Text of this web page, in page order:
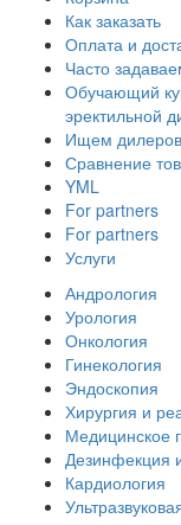
Как заказать
Оплата и
Часто
Обучающий
эректильной
Ищем дилеров
Сравнение
YML
For partners
For partners
Услуги
Андрология
Урология
Онкология
Гинекология
Эндоскопия
Хирургия и
Медицинское
Дезинфекция
Кардиология